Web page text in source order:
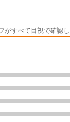
すべて目視で確認